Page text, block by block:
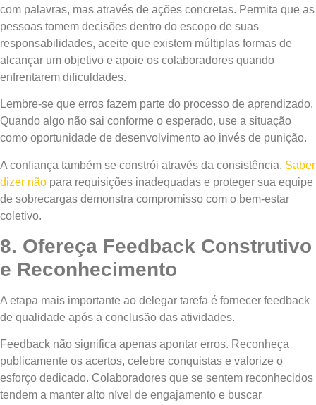
com palavras, mas através de ações concretas. Permita que as
pessoas tomem decisões dentro do escopo de suas
responsabilidades, aceite que existem múltiplas formas de
alcançar um objetivo e apoie os colaboradores quando
enfrentarem dificuldades.
Lembre-se que erros fazem parte do processo de aprendizado.
Quando algo não sai conforme o esperado, use a situação
como oportunidade de desenvolvimento ao invés de punição.
A confiança também se constrói através da consistência. Saber
dizer não para requisições inadequadas e proteger sua equipe
de sobrecargas demonstra compromisso com o bem-estar
coletivo.
8. Ofereça Feedback Construtivo
e Reconhecimento
A etapa mais importante ao delegar tarefa é fornecer feedback
de qualidade após a conclusão das atividades.
Feedback não significa apenas apontar erros. Reconheça
publicamente os acertos, celebre conquistas e valorize o
esforço dedicado. Colaboradores que se sentem reconhecidos
tendem a manter alto nível de engajamento e buscar